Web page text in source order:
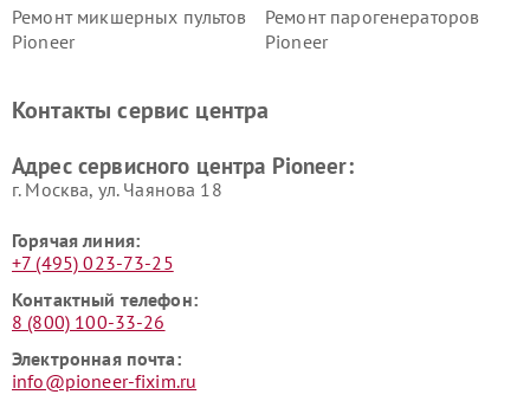
Ремонт микшерных пультов
Pioneer
Ремонт парогенераторов
Pioneer
Контакты сервис центра
Адрес сервисного центра Pioneer:
г. Москва, ул. Чаянова 18
Горячая линия:
+7 (495) 023-73-25
Контактный телефон:
8 (800) 100-33-26
Электронная почта:
info@pioneer-fixim.ru